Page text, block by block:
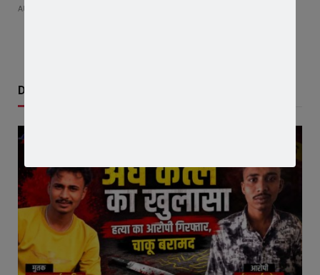
AUGUST 4, 2026
Don't Miss